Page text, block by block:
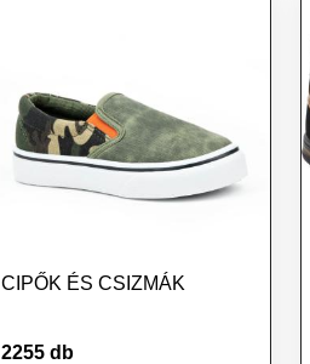
CIPŐK ÉS CSIZMÁK
2255 db